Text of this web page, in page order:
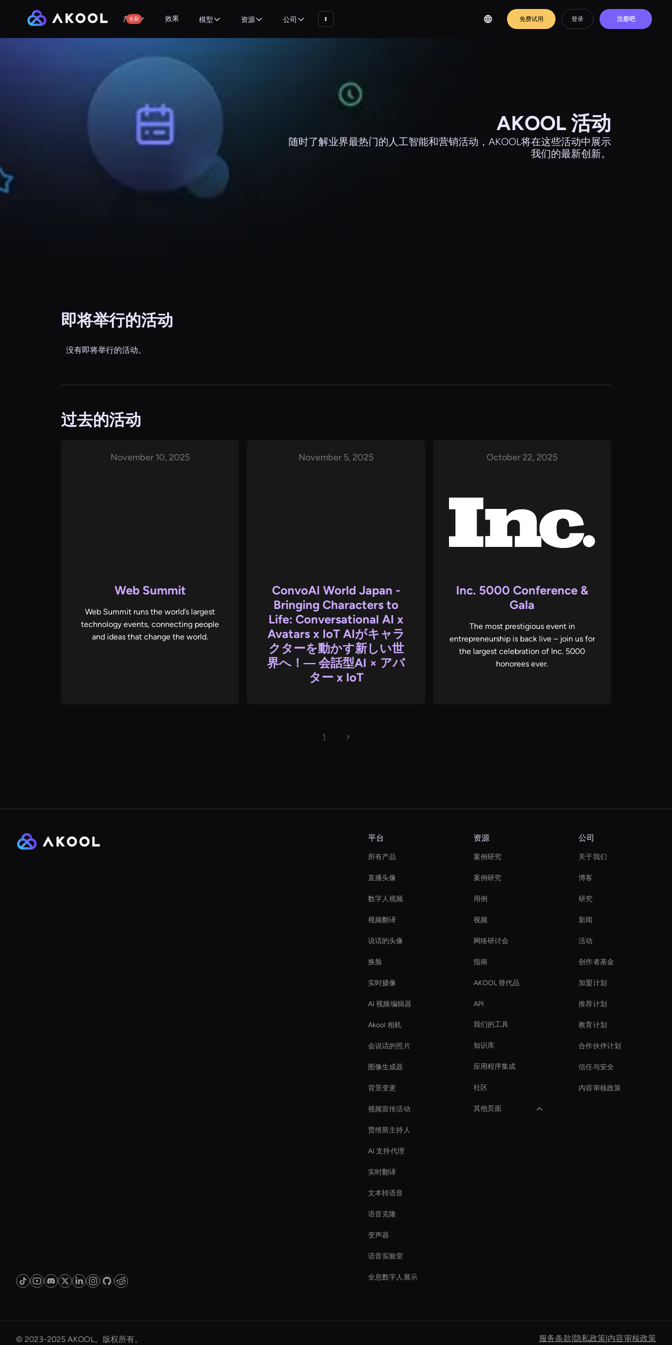
产品
全新 效果 模型 资源 公司 免费试用 登录 注册吧
AKOOL 活动
随时了解业界最热门的人工智能和营销活动，AKOOL将在这些活动中展示
我们的最新创新。
即将举行的活动
没有即将举行的活动。
过去的活动
November 10, 2025
Web Summit
Web Summit runs the world’s largest
technology events, connecting people
and ideas that change the world.
November 5, 2025
ConvoAI World Japan -
Bringing Characters to
Life: Conversational AI x
Avatars x IoT AIがキャラ
クターを動かす新しい世
界へ！― 会話型AI × アバ
ター x IoT
October 22, 2025
Inc. 5000 Conference &
Gala
The most prestigious event in
entrepreneurship is back live – join us for
the largest celebration of Inc. 5000
honorees ever.
1
平台
所有产品
直播头像
数字人视频
视频翻译
说话的头像
换脸
实时摄像
AI 视频编辑器
Akool 相机
会说话的照片
图像生成器
背景变更
视频宣传活动
贾维斯主持人
AI 支持代理
实时翻译
文本转语音
语音克隆
变声器
语音实验室
全息数字人展示
资源
案例研究
案例研究
用例
视频
网络研讨会
指南
AKOOL 替代品
API
我们的工具
知识库
应用程序集成
社区
其他页面
公司
关于我们
博客
研究
新闻
活动
创作者基金
加盟计划
推荐计划
教育计划
合作伙伴计划
信任与安全
内容审核政策
© 2023-2025 AKOOL。版权所有。 服务条款|隐私政策|内容审核政策